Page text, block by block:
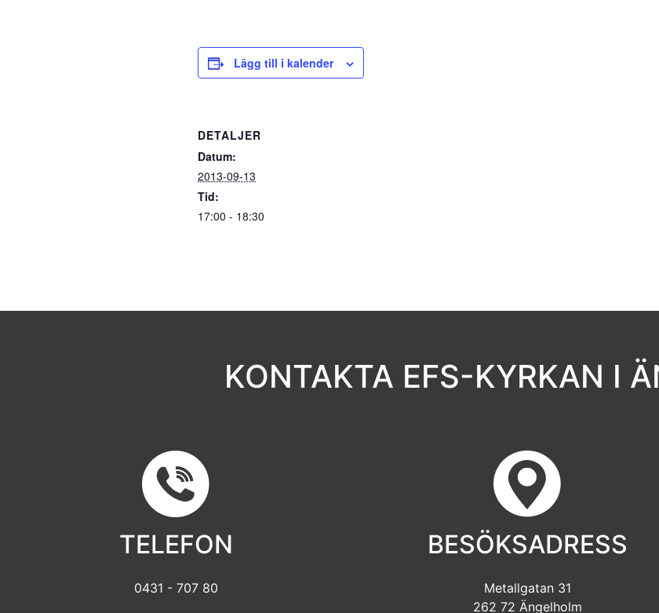
Lägg till i kalender
DETALJER
Datum:
2013-09-13
Tid:
17:00 - 18:30
KONTAKTA EFS-KYRKAN I
TELEFON
0431 - 707 80
BESÖKSADRESS
Metallgatan 31
262 72 Ängelholm